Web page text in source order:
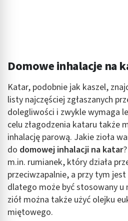
Domowe inhalacje na
Katar, podobnie jak kaszel,
listy najczęściej zgłaszanych
dolegliwości i zwykle wymaga
celu złagodzenia kataru także
inhalację parową. Jakie zioła
do domowej inhalacji na katar
m.in. rumianek, który działa
przeciwzapalnie, a przy tym
dlatego może być stosowany u
ziół można także użyć olejku
miętowego.
Reklama / śledzenie